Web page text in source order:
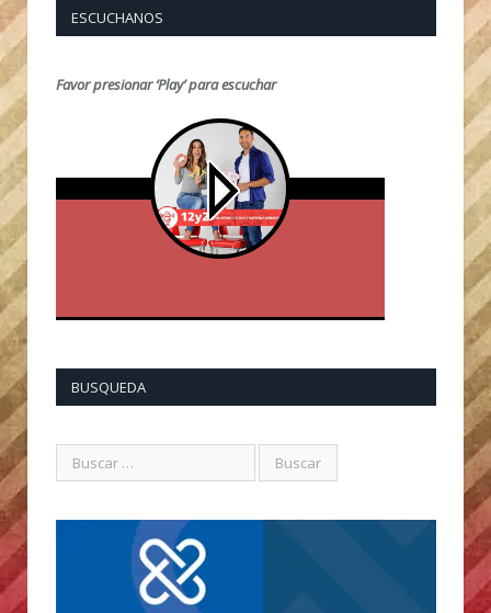
ESCUCHANOS
Favor presionar ‘Play’ para escuchar
BUSQUEDA